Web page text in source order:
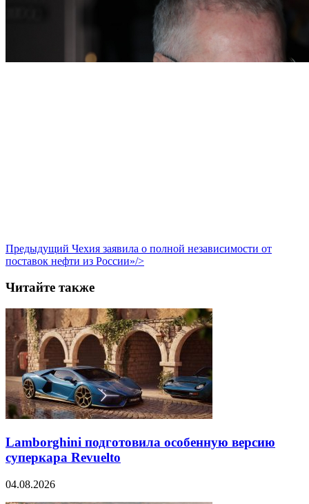
Предыдущий Чехия заявила о полной независимости от
поставок нефти из России»/>
Читайте также
Lamborghini подготовила особенную версию
суперкара Revuelto
04.08.2026